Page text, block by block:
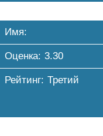
Имя:
Оценка: 3.30
Рейтинг: Третий